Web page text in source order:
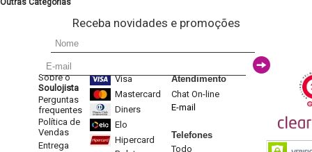
Outras Categorias
Receba novidades e promoções
Sobre o
Soulojista
Perguntas
frequentes
Política de
Vendas
Entrega
Visa
Mastercard
Diners
Elo
Hipercard
Atendimento
Chat On-line
E-mail
Telefones
Todo